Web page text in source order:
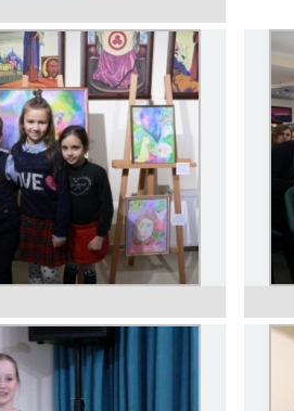
Концерт «Дар Любові» з нагоди 145-ї
річниці від дня народження О.І. Реріх